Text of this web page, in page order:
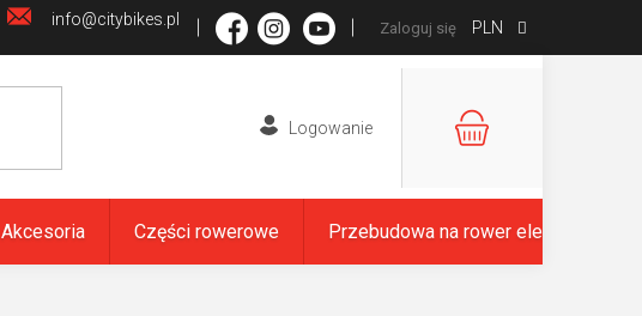
info@citybikes.pl PLN
Zaloguj się
KOSZYK
Akcesoria Części rowerowe Przebudowa na rower elektryczny